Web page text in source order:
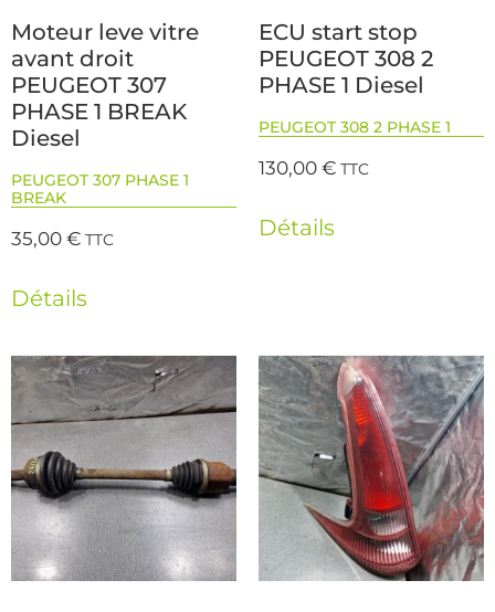
Moteur leve vitre
avant droit
PEUGEOT 307
PHASE 1 BREAK
Diesel
PEUGEOT 307 PHASE 1
BREAK
35,00€ TTC
Détails
ECU start stop
PEUGEOT 308 2
PHASE 1 Diesel
PEUGEOT 308 2 PHASE 1
130,00€ TTC
Détails